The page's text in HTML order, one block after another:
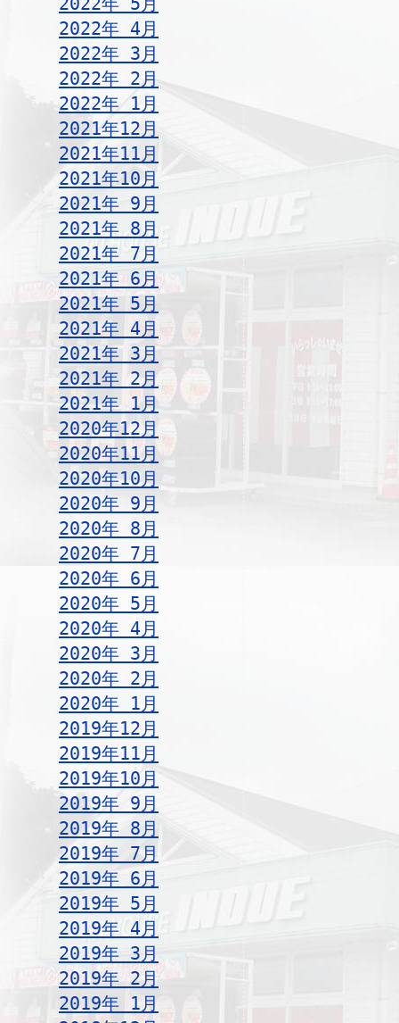
2022年 4月
2022年 3月
2022年 2月
2022年 1月
2021年12月
2021年11月
2021年10月
2021年 9月
2021年 8月
2021年 7月
2021年 6月
2021年 5月
2021年 4月
2021年 3月
2021年 2月
2021年 1月
2020年12月
2020年11月
2020年10月
2020年 9月
2020年 8月
2020年 7月
2020年 6月
2020年 5月
2020年 4月
2020年 3月
2020年 2月
2020年 1月
2019年12月
2019年11月
2019年10月
2019年 9月
2019年 8月
2019年 7月
2019年 6月
2019年 5月
2019年 4月
2019年 3月
2019年 2月
2019年 1月